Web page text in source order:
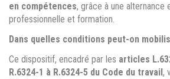
en compétences, grâce à une alternance
professionnelle et formation.
Dans quelles conditions peut-on
Ce dispositif, encadré par les articles
R.6324-1 à R.6324-5 du Code du travail,